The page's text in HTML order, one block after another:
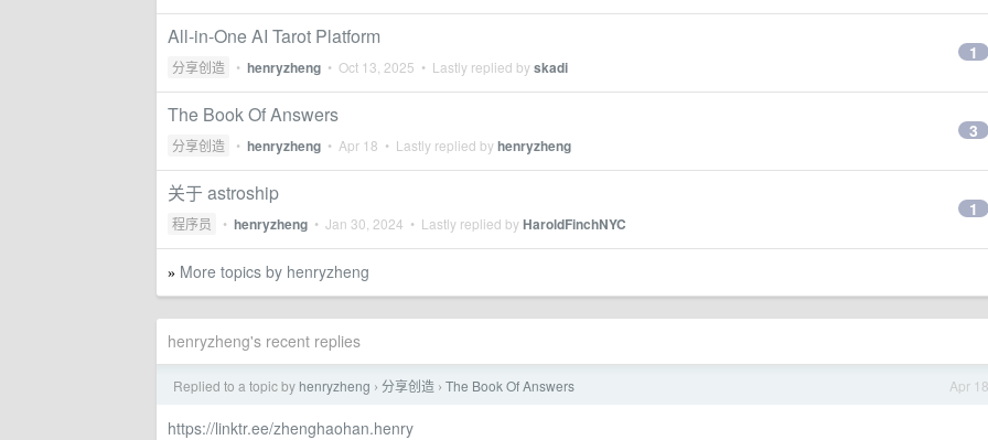
All-in-One AI Tarot Platform
分享创造 • henryzheng • Oct 13, 2025 • Lastly replied byskadi
1
The Book Of Answers
分享创造 • henryzheng • Apr 18 • Lastly replied byhenryzheng
3
关于 astroship
程序员 • henryzheng • Jan 30, 2024 • Lastly replied byHaroldFinchNYC
1
» More topics by henryzheng
henryzheng's recent replies
Apr 18
Replied to a topic by henryzheng › 分享创造 › The Book Of Answers
https://linktr.ee/zhenghaohan.henry